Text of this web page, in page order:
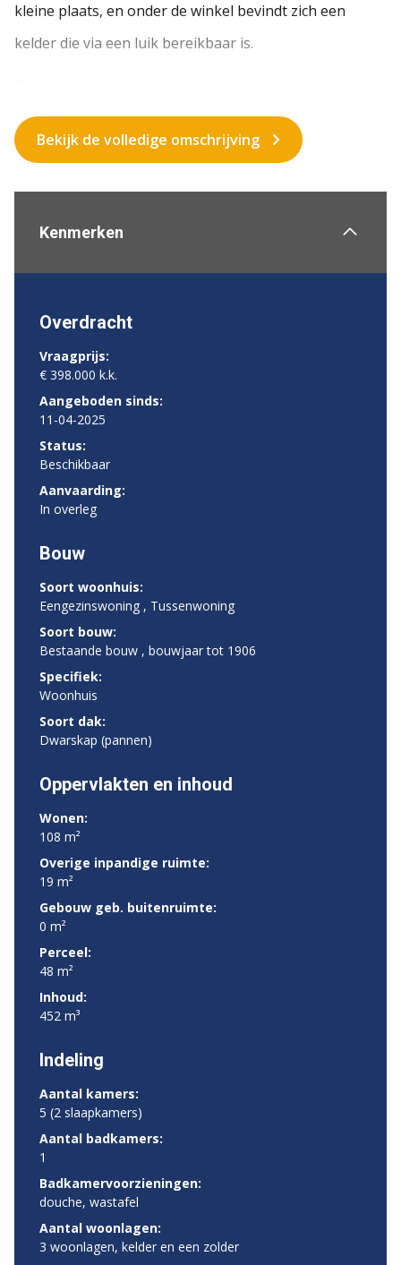
kleine plaats, en onder de winkel bevindt zich een
kelder die via een luik bereikbaar is.
Bekijk de volledige omschrijving
Kenmerken
Overdracht
Vraagprijs:
€ 398.000 k.k.
Aangeboden sinds:
11-04-2025
Status:
Beschikbaar
Aanvaarding:
In overleg
Bouw
Soort woonhuis:
Eengezinswoning , Tussenwoning
Soort bouw:
Bestaande bouw , bouwjaar tot 1906
Specifiek:
Woonhuis
Soort dak:
Dwarskap (pannen)
Oppervlakten en inhoud
Wonen:
108 m²
Overige inpandige ruimte:
19 m²
Gebouw geb. buitenruimte:
0 m²
Perceel:
48 m²
Inhoud:
452 m³
Indeling
Aantal kamers:
5 (2 slaapkamers)
Aantal badkamers:
1
Badkamervoorzieningen:
douche, wastafel
Aantal woonlagen:
3 woonlagen, kelder en een zolder